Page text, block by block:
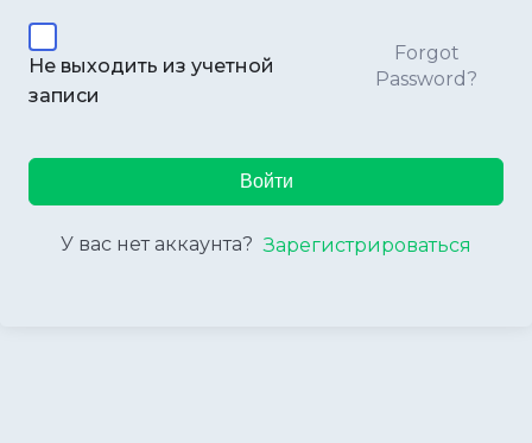
Не выходить из учетной
записи
Forgot
Password?
Войти
У вас нет аккаунта? Зарегистрироваться